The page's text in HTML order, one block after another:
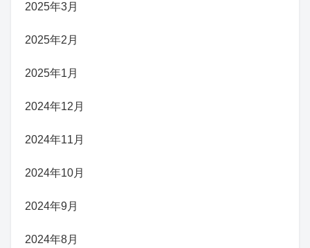
2025年3月
2025年2月
2025年1月
2024年12月
2024年11月
2024年10月
2024年9月
2024年8月